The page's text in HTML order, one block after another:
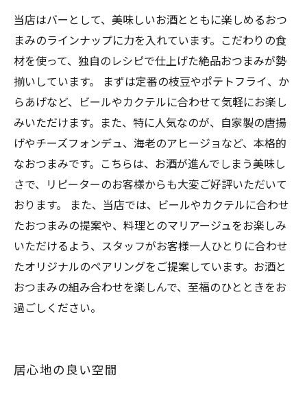
当店はバーとして、美味しいお酒とともに楽しめるおつ
まみのラインナップに力を入れています。こだわりの食
材を使って、独自のレシピで仕上げた絶品おつまみが勢
揃いしています。 まずは定番の枝豆やポテトフライ、か
らあげなど、ビールやカクテルに合わせて気軽にお楽し
みいただけます。また、特に人気なのが、自家製の唐揚
げやチーズフォンデュ、海老のアヒージョなど、本格的
なおつまみです。こちらは、お酒が進んでしまう美味し
さで、リピーターのお客様からも大変ご好評いただいて
おります。 また、当店では、ビールやカクテルに合わせ
たおつまみの提案や、料理とのマリアージュをお楽しみ
いただけるよう、スタッフがお客様一人ひとりに合わせ
たオリジナルのペアリングをご提案しています。お酒と
おつまみの組み合わせを楽しんで、至福のひとときをお
過ごしください。
居心地の良い空間